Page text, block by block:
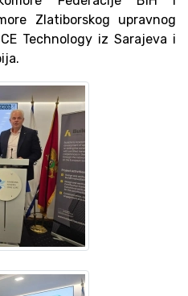
Zlatiborskog upravnog
Technology iz Sarajeva i